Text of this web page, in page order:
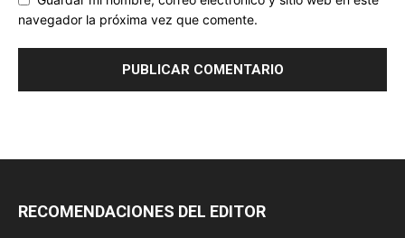
navegador la próxima vez que comente.
RECOMENDACIONES DEL EDITOR